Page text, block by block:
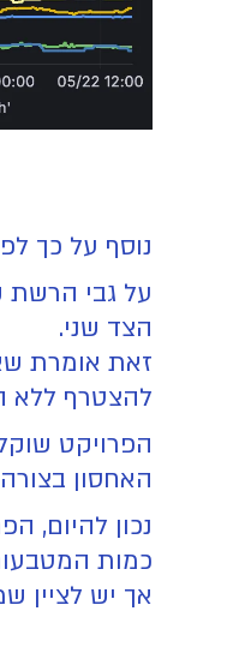
נוסף על כך
על גבי
הצד שני.
זאת אומרת
להצטרף ללא
הפרויקט
האחסון
נכון להיום,
כמות
אך יש לציין